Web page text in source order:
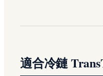
適合冷鏈